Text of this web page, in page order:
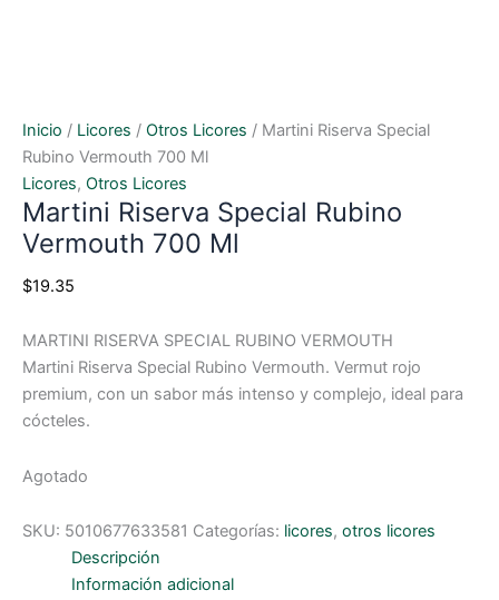
Inicio / Licores / Otros Licores / Martini Riserva Special
Rubino Vermouth 700 Ml
Licores, Otros Licores
Martini Riserva Special Rubino
Vermouth 700 Ml
$19.35
MARTINI RISERVA SPECIAL RUBINO VERMOUTH
Martini Riserva Special Rubino Vermouth. Vermut rojo
premium, con un sabor más intenso y complejo, ideal para
cócteles.
Agotado
SKU: 5010677633581 Categorías: licores, otros licores
Descripción
Información adicional